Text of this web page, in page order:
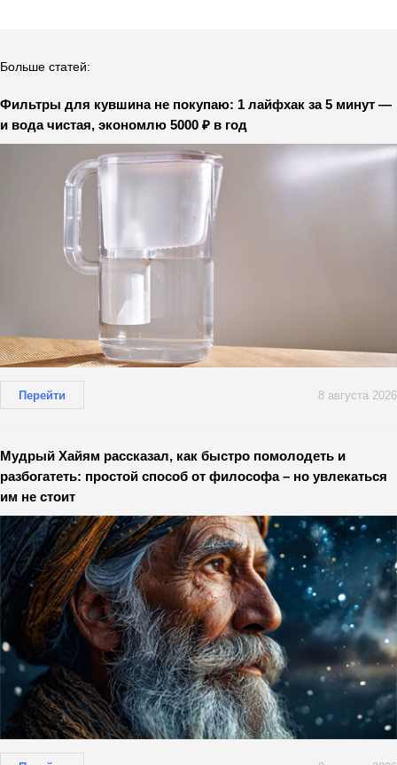
Больше статей:
Фильтры для кувшина не покупаю: 1 лайфхак за 5 минут —
и вода чистая, экономлю 5000 ₽ в год
Перейти 8 августа 2026
Мудрый Хайям рассказал, как быстро помолодеть и
разбогатеть: простой способ от философа – но увлекаться
им не стоит